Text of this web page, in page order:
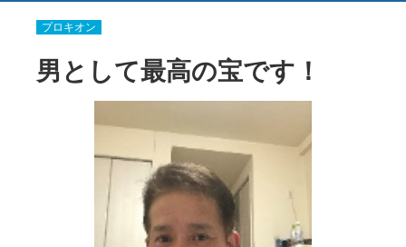
プロキオン
男として最高の宝です！